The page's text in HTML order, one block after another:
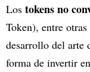
Los tokens no
Token), entre
desarrollo del arte
forma de invertir